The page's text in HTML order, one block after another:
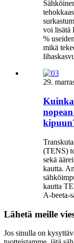
voi lisätä
%
mikä
29.
(TENS)
sekä
kautta.
kautta
A-beeta-
Lähetä meille
Jos sinulla on